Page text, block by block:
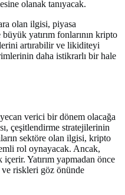
olanak tanıyacak.
olan ilgisi, piyasa
yatırım fonlarının kripto
artırabilir ve likiditeyi
daha istikrarlı bir hale
verici bir dönem olacağa
çeşitlendirme stratejilerinin
sektöre olan ilgisi, kripto
rol oynayacak. Ancak,
içerir. Yatırım yapmadan önce
riskleri göz önünde